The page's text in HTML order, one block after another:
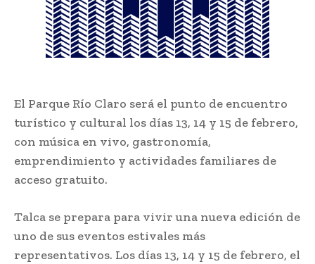
El Parque Río Claro será el punto de encuentro
turístico y cultural los días 13, 14 y 15 de febrero,
con música en vivo, gastronomía,
emprendimiento y actividades familiares de
acceso gratuito.
Talca se prepara para vivir una nueva edición de
uno de sus eventos estivales más
representativos. Los días 13, 14 y 15 de febrero, el